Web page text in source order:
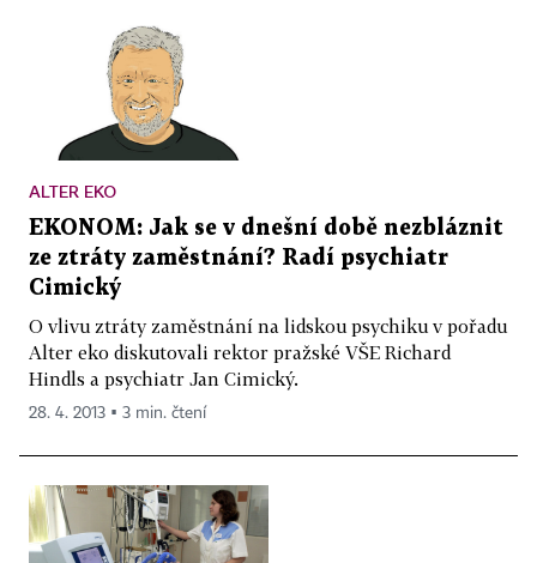
ALTER EKO
EKONOM: Jak se v dnešní době nezbláznit
ze ztráty zaměstnání? Radí psychiatr
Cimický
O vlivu ztráty zaměstnání na lidskou psychiku v pořadu
Alter eko diskutovali rektor pražské VŠE Richard
Hindls a psychiatr Jan Cimický.
28. 4. 2013 ▪ 3 min. čtení